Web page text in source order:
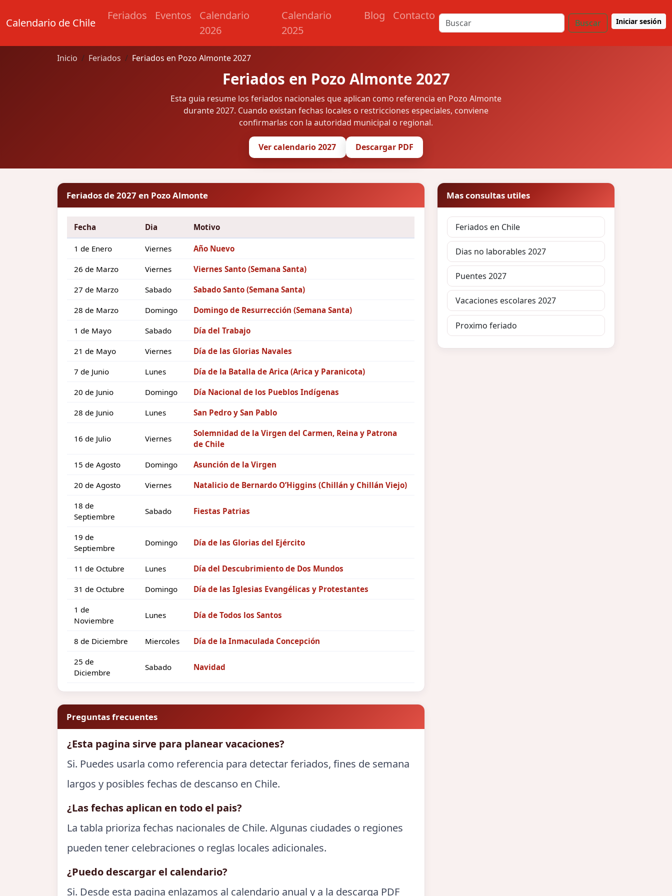
Calendario de Chile
Feriados Eventos
Calendario
2026
Calendario
2025
Blog Contacto
Buscar Iniciar sesión
Inicio Feriados Feriados en Pozo Almonte 2027
Feriados en Pozo Almonte 2027
Esta guia resume los feriados nacionales que aplican como referencia en Pozo Almonte
durante 2027. Cuando existan fechas locales o restricciones especiales, conviene
confirmarlas con la autoridad municipal o regional.
Ver calendario 2027 Descargar PDF
Feriados de 2027 en Pozo Almonte
Fecha Dia Motivo
1 de Enero Viernes Año Nuevo
26 de Marzo Viernes Viernes Santo (Semana Santa)
27 de Marzo Sabado Sabado Santo (Semana Santa)
28 de Marzo Domingo Domingo de Resurrección (Semana Santa)
1 de Mayo Sabado Día del Trabajo
21 de Mayo Viernes Día de las Glorias Navales
7 de Junio Lunes Día de la Batalla de Arica (Arica y Paranicota)
20 de Junio Domingo Día Nacional de los Pueblos Indígenas
28 de Junio Lunes San Pedro y San Pablo
16 de Julio Viernes
Solemnidad de la Virgen del Carmen, Reina y Patrona
de Chile
15 de Agosto Domingo Asunción de la Virgen
20 de Agosto Viernes Natalicio de Bernardo O’Higgins (Chillán y Chillán Viejo)
18 de
Septiembre
Sabado Fiestas Patrias
19 de
Septiembre
Domingo Día de las Glorias del Ejército
11 de Octubre Lunes Día del Descubrimiento de Dos Mundos
31 de Octubre Domingo Día de las Iglesias Evangélicas y Protestantes
1 de
Noviembre
Lunes Día de Todos los Santos
8 de Diciembre Miercoles Día de la Inmaculada Concepción
25 de
Diciembre
Sabado Navidad
Preguntas frecuentes
¿Esta pagina sirve para planear vacaciones?
Si. Puedes usarla como referencia para detectar feriados, fines de semana
largos y posibles fechas de descanso en Chile.
¿Las fechas aplican en todo el pais?
La tabla prioriza fechas nacionales de Chile. Algunas ciudades o regiones
pueden tener celebraciones o reglas locales adicionales.
¿Puedo descargar el calendario?
Si. Desde esta pagina enlazamos al calendario anual y a la descarga PDF
Mas consultas utiles
Feriados en Chile
Dias no laborables 2027
Puentes 2027
Vacaciones escolares 2027
Proximo feriado